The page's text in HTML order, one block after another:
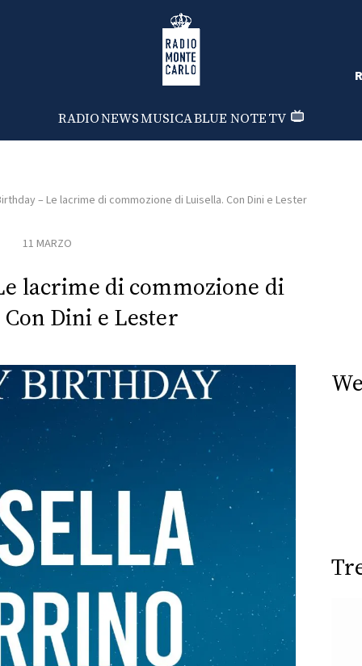
Radio Monte Carlo
RADIONEWSMUSICABLUE NOTETV
– Le lacrime di commozione di Luisella. Con Dini e Lester
11 MARZO
lacrime di commozione di
Dini e Lester